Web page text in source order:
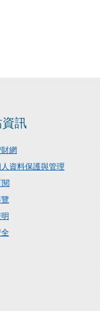
訊
網
資料保護與管理
閱